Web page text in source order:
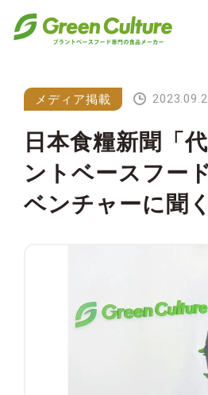
メディア掲載
日本食糧新聞「
ントベースフー
ベンチャーに聞く